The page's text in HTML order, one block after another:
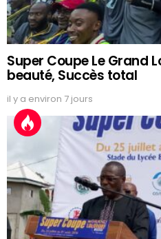
Super Coupe Le Grand
beauté, Succès total
il y a environ 7 jours